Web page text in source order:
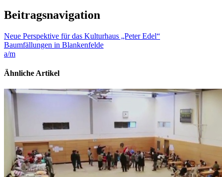
Beitragsnavigation
Neue Perspektive für das Kulturhaus „Peter Edel“
Baumfällungen in Blankenfelde
a/m
Ähnliche Artikel